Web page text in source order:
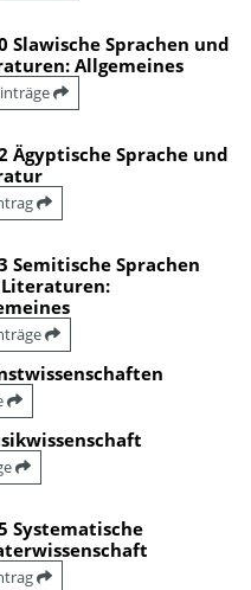
Slawische Sprachen und
Allgemeines
Ägyptische Sprache und
Semitische Sprachen
Systematische